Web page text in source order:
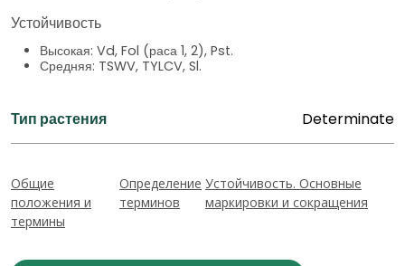
Устойчивость
Высокая: Vd, Fol (раса 1, 2), Pst.
Средняя: TSWV, TYLCV, Sl.
Тип растения Determinate
Общие
положения и
термины
Определение
терминов
Устойчивость. Основные
маркировки и сокращения